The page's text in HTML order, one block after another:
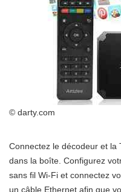
© darty.com
Connectez le décodeur et la
dans la boîte. Configurez
sans fil Wi-Fi et connectez
un câble Ethernet afin que